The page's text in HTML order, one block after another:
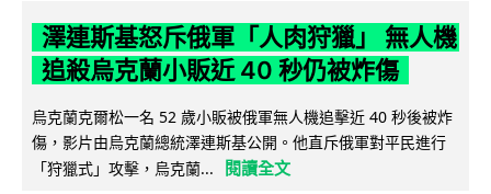
澤連斯基怒斥俄軍「人肉狩獵」 無人機
追殺烏克蘭小販近 40 秒仍被炸傷
烏克蘭克爾松一名 52 歲小販被俄軍無人機追擊近 40 秒後被炸
傷，影片由烏克蘭總統澤連斯基公開。他直斥俄軍對平民進行
「狩獵式」攻擊，烏克蘭...
閱讀全文